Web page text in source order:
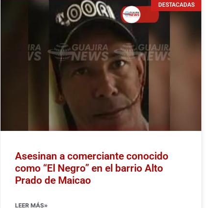
DESTACADAS
Asesinan a comerciante conocido
como “El Negro” en el barrio Alto
Prado de Maicao
LEER MÁS»